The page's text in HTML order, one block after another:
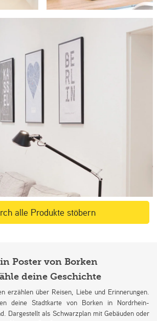
alle Produkte stöbern
Poster von Borken
deine Geschichte
erzählen über Reisen, Liebe und Erinnerungen.
deine Stadtkarte von Borken in Nordrhein-
Dargestellt als Schwarzplan mit Gebäuden oder